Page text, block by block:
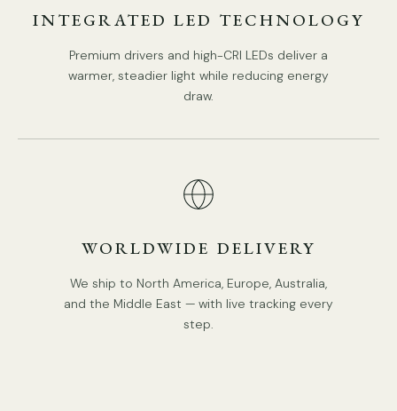
INTEGRATED LED TECHNOLOGY
Premium drivers and high-CRI LEDs deliver a
warmer, steadier light while reducing energy
draw.
WORLDWIDE DELIVERY
We ship to North America, Europe, Australia,
and the Middle East — with live tracking every
step.